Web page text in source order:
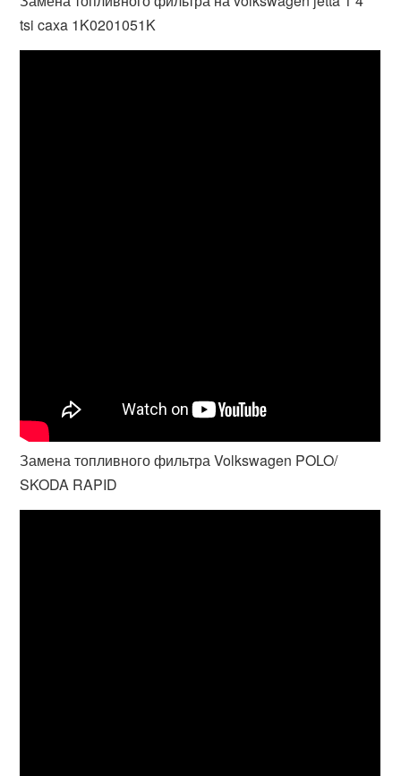
tsi caxa 1K0201051K
Замена топливного фильтра Volkswagen POLO/
SKODA RAPID